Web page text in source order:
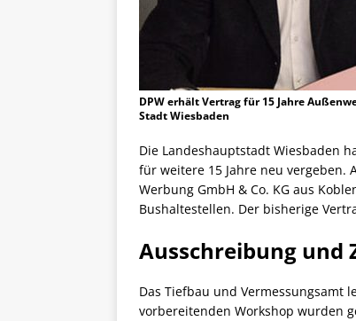
DPW erhält Vertrag für 15 Jahre
Stadt Wiesbaden
Die Landeshauptstadt Wiesbaden
für weitere 15 Jahre neu vergeben.
Werbung GmbH & Co. KG aus
Bushaltestellen. Der bisherige
Ausschreibung und
Das Tiefbau und Vermessungsamt
vorbereitenden Workshop wurden